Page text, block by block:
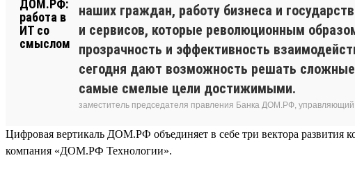
наших граждан, работу бизнеса и
и сервисов, которые революционным
прозрачность и эффективность
сегодня дают возможность решать
самые смелые цели достижимыми.
заместитель председателя правления Банка ДОМ.РФ,
Цифровая вертикаль ДОМ.РФ объединяет в себе три вектора
компания «ДОМ.РФ Технологии».